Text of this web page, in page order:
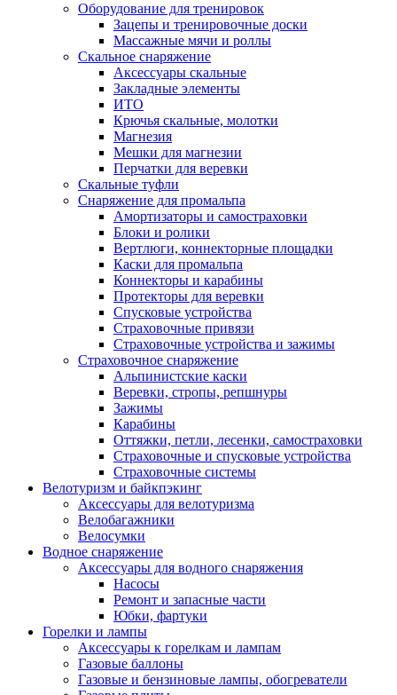
Оборудование для тренировок
Зацепы и тренировочные доски
Массажные мячи и роллы
Скальное снаряжение
Аксессуары скальные
Закладные элементы
ИТО
Крючья скальные, молотки
Магнезия
Мешки для магнезии
Перчатки для веревки
Скальные туфли
Снаряжение для промальпа
Амортизаторы и самостраховки
Блоки и ролики
Вертлюги, коннекторные площадки
Каски для промальпа
Коннекторы и карабины
Протекторы для веревки
Спусковые устройства
Страховочные привязи
Страховочные устройства и зажимы
Страховочное снаряжение
Альпинистские каски
Веревки, стропы, репшнуры
Зажимы
Карабины
Оттяжки, петли, лесенки, самостраховки
Страховочные и спусковые устройства
Страховочные системы
Велотуризм и байкпэкинг
Аксессуары для велотуризма
Велобагажники
Велосумки
Водное снаряжение
Аксессуары для водного снаряжения
Насосы
Ремонт и запасные части
Юбки, фартуки
Горелки и лампы
Аксессуары к горелкам и лампам
Газовые баллоны
Газовые и бензиновые лампы, обогреватели